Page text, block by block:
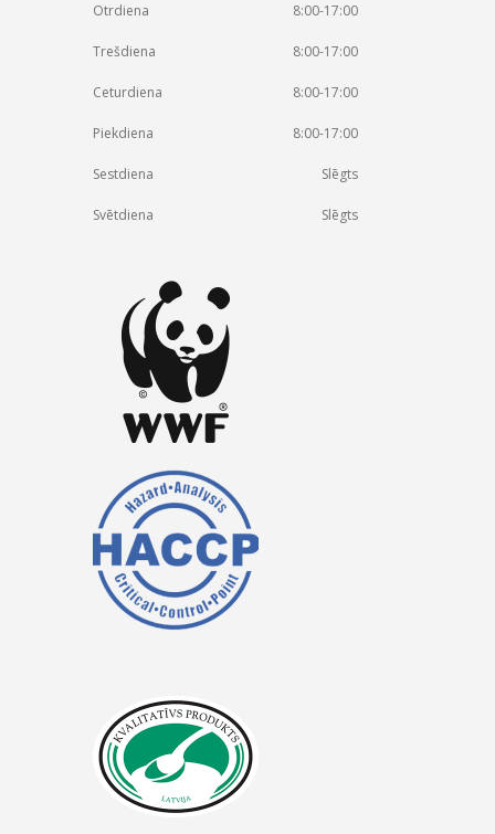
Otrdiena 8:00-17:00
Trešdiena 8:00-17:00
Ceturdiena 8:00-17:00
Piekdiena 8:00-17:00
Sestdiena Slēgts
Svētdiena Slēgts